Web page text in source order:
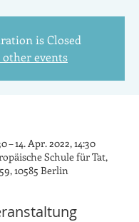
is Closed
other events
– 14. Apr. 2022, 14:30
Schule für Tat,
10585 Berlin